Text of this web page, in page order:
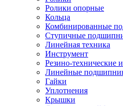
Ролики опорные
Кольца
Комбинированные
Ступичные
Линейная техника
Инструмент
Резино-технические
Линейные
Гайки
Уплотнения
Крышки